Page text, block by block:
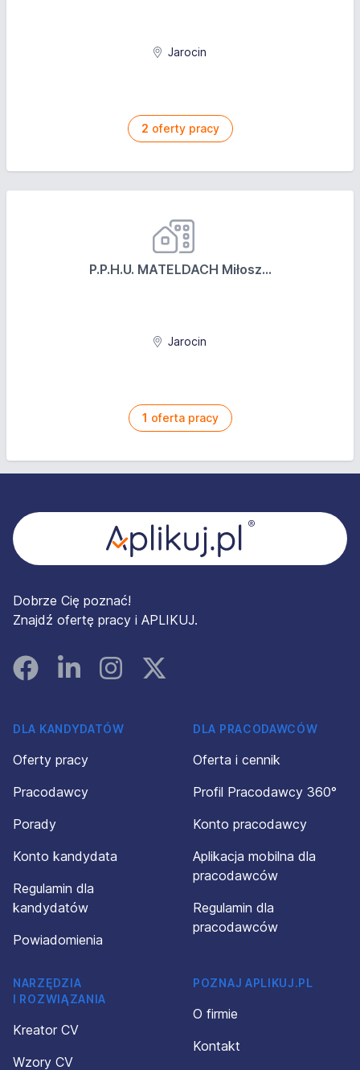
Jarocin
2 oferty pracy
P.P.H.U. MATELDACH Miłosz...
Jarocin
1 oferta pracy
Dobrze Cię poznać!
Znajdź ofertę pracy i APLIKUJ.
FacebookLinked InInstagramInstagram
DLA KANDYDATÓW
Oferty pracy
Pracodawcy
Porady
Konto kandydata
Regulamin dla
kandydatów
Powiadomienia
DLA PRACODAWCÓW
Oferta i cennik
Profil Pracodawcy 360°
Konto pracodawcy
Aplikacja mobilna dla
pracodawców
Regulamin dla
pracodawców
NARZĘDZIA
I ROZWIĄZANIA
Kreator CV
Wzory CV
POZNAJ APLIKUJ.PL
O firmie
Kontakt